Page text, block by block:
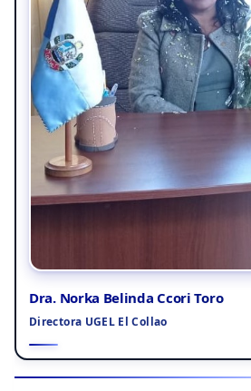
Dra. Norka Belinda Ccori Toro
Directora UGEL El Collao